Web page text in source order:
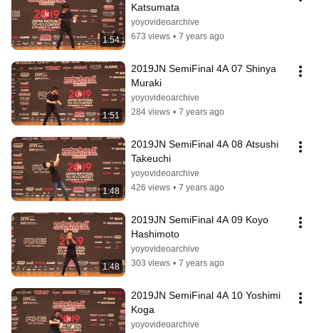
1:54
Katsumata
yoyovideoarchive
673 views • 7 years ago
1:51
2019JN SemiFinal 4A 07 Shinya
Muraki
yoyovideoarchive
284 views • 7 years ago
1:48
2019JN SemiFinal 4A 08 Atsushi
Takeuchi
yoyovideoarchive
426 views • 7 years ago
1:48
2019JN SemiFinal 4A 09 Koyo
Hashimoto
yoyovideoarchive
303 views • 7 years ago
2019JN SemiFinal 4A 10 Yoshimi
Koga
yoyovideoarchive